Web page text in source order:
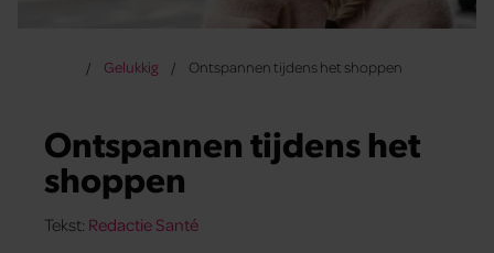
Gelukkig Ontspannen tijdens het shoppen
Ontspannen tijdens het
shoppen
Tekst: Redactie Santé